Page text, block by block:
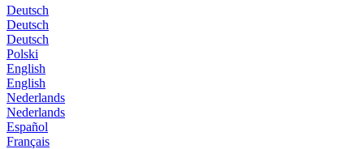
Deutsch
Deutsch
Deutsch
Polski
English
English
Nederlands
Nederlands
Español
Français